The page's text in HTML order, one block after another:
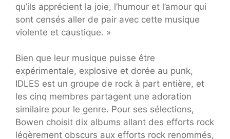
qu’ils apprécient la joie, l’humour et l’amour qui
sont censés aller de pair avec cette musique
violente et caustique. »
Bien que leur musique puisse être
expérimentale, explosive et dorée au punk,
IDLES est un groupe de rock à part entière, et
les cinq membres partagent une adoration
similaire pour le genre. Pour ses sélections,
Bowen choisit dix albums allant des efforts rock
légèrement obscurs aux efforts rock renommés,